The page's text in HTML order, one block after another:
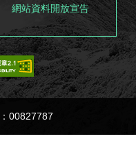
網站資料開放宣告
00827787